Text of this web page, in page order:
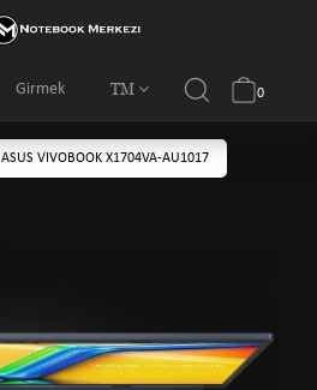
Girmek TM 0
ASUS VIVOBOOK X1704VA-AU1017